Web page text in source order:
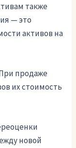
также
— это
активов на
продаже
их стоимость
новой